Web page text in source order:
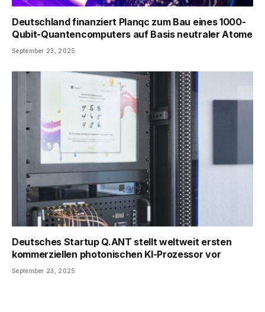
Deutschland finanziert Planqc zum Bau eines 1000-
Qubit-Quantencomputers auf Basis neutraler Atome
September 23, 2025
Deutsches Startup Q.ANT stellt weltweit ersten
kommerziellen photonischen KI-Prozessor vor
September 23, 2025